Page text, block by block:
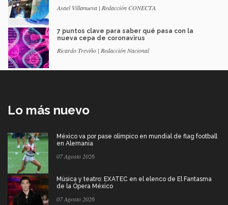
Asael Villanueva | Redacción CONECTA
7 puntos clave para saber qué pasa con la
nueva cepa de coronavirus
Ricardo Treviño | Redacción Nacional
Lo más nuevo
México va por pase olímpico en mundial de flag football
en Alemania
07 Agosto 2026
Música y teatro: EXATEC en el elenco de El Fantasma
de la Ópera México
07 Agosto 2026